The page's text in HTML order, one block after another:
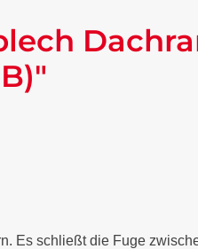
Es schließt die Fuge